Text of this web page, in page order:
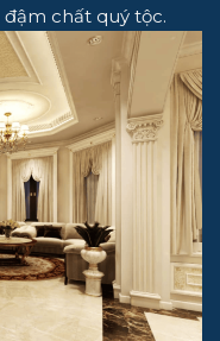
chất quý tộc.